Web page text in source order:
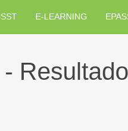
E-LEARNING